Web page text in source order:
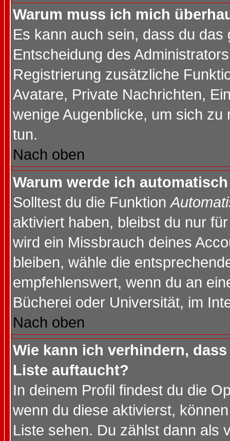
Warum muss ich mich
Es kann auch sein, dass du
Entscheidung des
Registrierung zusätzliche
Avatare, Private Nachrichten,
wenige Augenblicke, um sich
tun.
Nach oben
Warum werde ich
Solltest du die Funktion
aktiviert haben, bleibst du nur
wird ein Missbrauch deines
bleiben, wähle die
empfehlenswert, wenn du an
Bücherei oder Universität, im
Nach oben
Wie kann ich verhindern,
Liste auftaucht?
In deinem Profil findest du die
wenn du diese aktivierst,
Liste sehen. Du zählst dann als